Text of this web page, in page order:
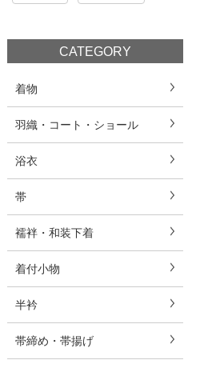
CATEGORY
着物
羽織・コート・ショール
浴衣
帯
襦袢・和装下着
着付小物
半衿
帯締め・帯揚げ